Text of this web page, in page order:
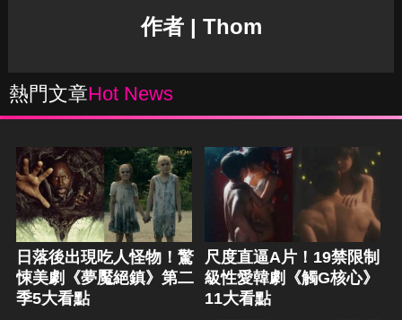
作者 | Thom
熱門文章Hot News
日落後出現吃人怪物！驚
悚美劇《夢魘絕鎮》第二
季5大看點
尺度直逼A片！19禁限制
級性愛韓劇《觸G核心》
11大看點